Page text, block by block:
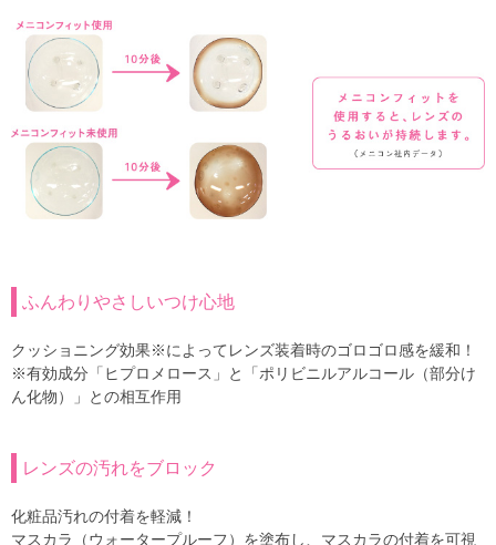
ふんわりやさしいつけ心地
クッショニング効果※によってレンズ装着時のゴロゴロ感を緩和！
※有効成分「ヒプロメロース」と「ポリビニルアルコール（部分け
ん化物）」との相互作用
レンズの汚れをブロック
化粧品汚れの付着を軽減！
マスカラ（ウォータープルーフ）を塗布し、マスカラの付着を可視